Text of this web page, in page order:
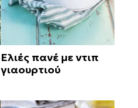
Ελιές πανέ με ντιπ
γιαουρτιού